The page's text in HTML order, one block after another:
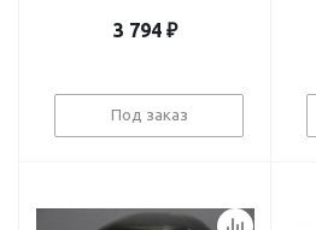
3 794 ₽
Под заказ